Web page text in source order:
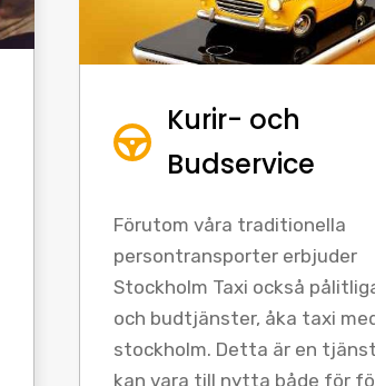
Kurir- och
Budservice
Förutom våra traditionella
persontransporter erbjuder
Stockholm Taxi också
och budtjänster, åka taxi
stockholm. Detta är en
kan vara till nytta både för